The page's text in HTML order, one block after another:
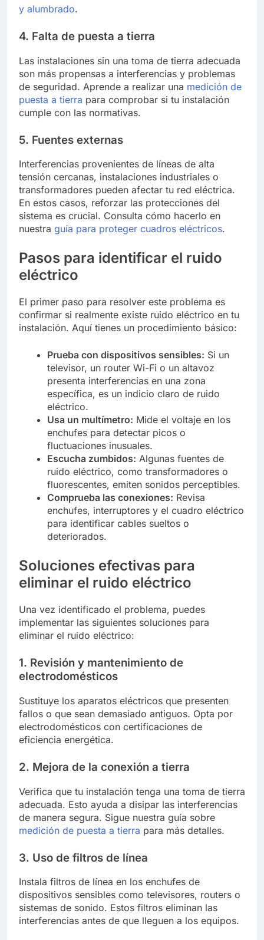
y alumbrado.
4. Falta de puesta a tierra
Las instalaciones sin una toma de tierra adecuada
son más propensas a interferencias y problemas
de seguridad. Aprende a realizar una medición de
puesta a tierra para comprobar si tu instalación
cumple con las normativas.
5. Fuentes externas
Interferencias provenientes de líneas de alta
tensión cercanas, instalaciones industriales o
transformadores pueden afectar tu red eléctrica.
En estos casos, reforzar las protecciones del
sistema es crucial. Consulta cómo hacerlo en
nuestra guía para proteger cuadros eléctricos.
Pasos para identificar el ruido
eléctrico
El primer paso para resolver este problema es
confirmar si realmente existe ruido eléctrico en tu
instalación. Aquí tienes un procedimiento básico:
Prueba con dispositivos sensibles: Si un
televisor, un router Wi-Fi o un altavoz
presenta interferencias en una zona
específica, es un indicio claro de ruido
eléctrico.
Usa un multímetro: Mide el voltaje en los
enchufes para detectar picos o
fluctuaciones inusuales.
Escucha zumbidos: Algunas fuentes de
ruido eléctrico, como transformadores o
fluorescentes, emiten sonidos perceptibles.
Comprueba las conexiones: Revisa
enchufes, interruptores y el cuadro eléctrico
para identificar cables sueltos o
deteriorados.
Soluciones efectivas para
eliminar el ruido eléctrico
Una vez identificado el problema, puedes
implementar las siguientes soluciones para
eliminar el ruido eléctrico:
1. Revisión y mantenimiento de
electrodomésticos
Sustituye los aparatos eléctricos que presenten
fallos o que sean demasiado antiguos. Opta por
electrodomésticos con certificaciones de
eficiencia energética.
2. Mejora de la conexión a tierra
Verifica que tu instalación tenga una toma de tierra
adecuada. Esto ayuda a disipar las interferencias
de manera segura. Sigue nuestra guía sobre
medición de puesta a tierra para más detalles.
3. Uso de filtros de línea
Instala filtros de línea en los enchufes de
dispositivos sensibles como televisores, routers o
sistemas de sonido. Estos filtros eliminan las
interferencias antes de que lleguen a los equipos.